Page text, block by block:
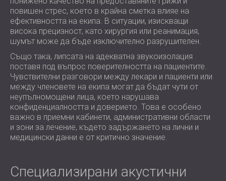
повишен стрес, което в крайна сметка влияе на
ефективността на екипа. В ситуации, изискващи
висока прецизност, като хирургия или реанимация,
шумът може да бъде изключително разрушителен.
Също така, липсата на адекватна звукоизолация
поставя под въпрос поверителността на пациентите.
Чувствителни разговори между лекари и пациенти или
между членовете на екипа могат да бъдат чути от
неупълномощени лица, което нарушава
конфиденциалността и доверието. Това е особено
важно в приемни кабинети, административни области
и зони за лечение, където задържането на лични и
медицински данни е от критично значение.
Специализирани акустични